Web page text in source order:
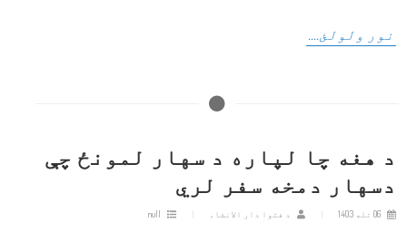
نور ولولئ....
د هغه چا لپاره د سهار لمونځ چې
دسهار دمخه سفر لري
06 تله 1403 د فتوا دار الانشاء